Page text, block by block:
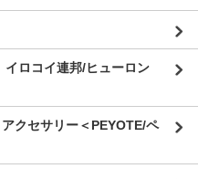
ロコイ連邦/ヒューロン
クセサリー＜PEYOTE/ペ